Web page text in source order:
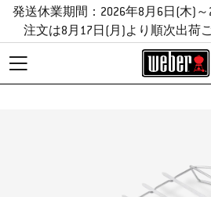
発送休業期間：2026年8月6日(木)
注文は8月17日(月)より順次出荷